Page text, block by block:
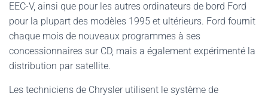
EEC-V, ainsi que pour les autres ordinateurs de bord Ford
pour la plupart des modèles 1995 et ultérieurs. Ford fournit
chaque mois de nouveaux programmes à ses
concessionnaires sur CD, mais a également expérimenté la
distribution par satellite.
Les techniciens de Chrysler utilisent le système de